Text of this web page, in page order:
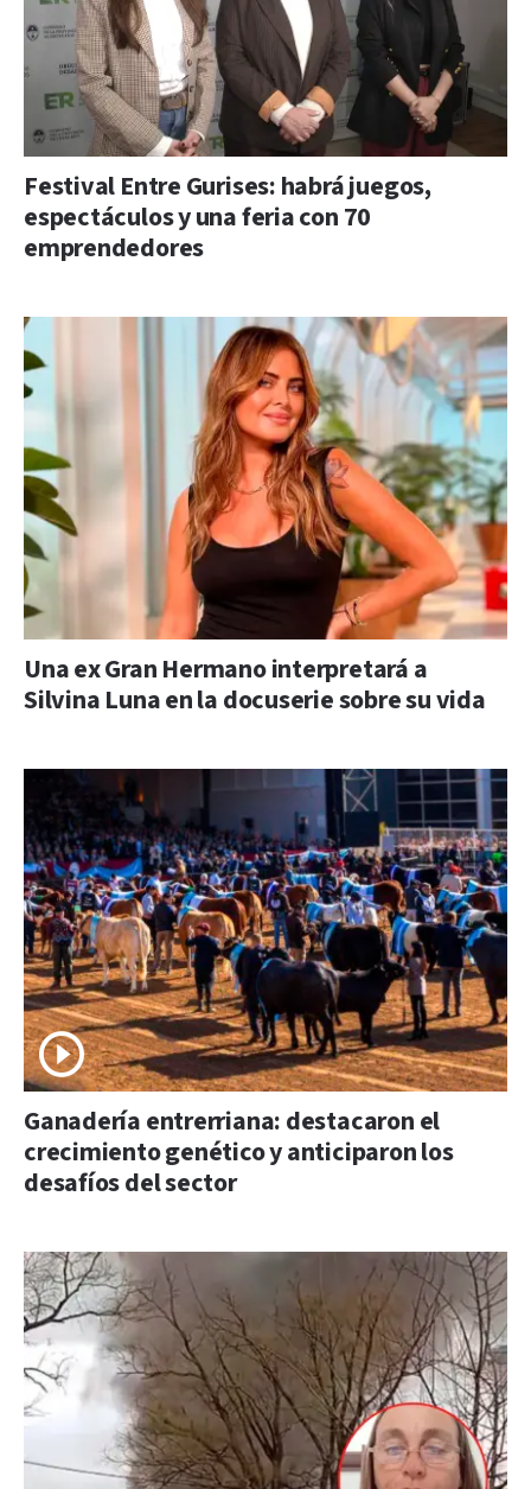
Festival Entre Gurises: habrá juegos,
espectáculos y una feria con 70
emprendedores
Una ex Gran Hermano interpretará a
Silvina Luna en la docuserie sobre su vida
Ganadería entrerriana: destacaron el
crecimiento genético y anticiparon los
desafíos del sector